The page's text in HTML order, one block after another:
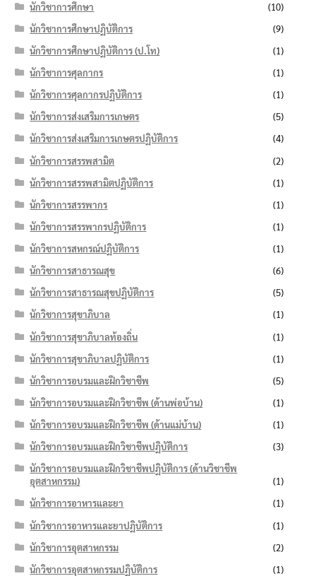
นักวิชาการศึกษา
(10)
นักวิชาการศึกษาปฏิบัติการ
(9)
นักวิชาการศึกษาปฏิบัติการ (ป.โท)
(1)
นักวิชาการศุลกากร
(1)
นักวิชาการศุลกากรปฏิบัติการ
(1)
นักวิชาการส่งเสริมการเกษตร
(5)
นักวิชาการส่งเสริมการเกษตรปฏิบัติการ
(4)
นักวิชาการสรรพสามิต
(2)
นักวิชาการสรรพสามิตปฏิบัติการ
(1)
นักวิชาการสรรพากร
(1)
นักวิชาการสรรพากรปฏิบัติการ
(1)
นักวิชาการสหกรณ์ปฏิบัติการ
(1)
นักวิชาการสาธารณสุข
(6)
นักวิชาการสาธารณสุขปฏิบัติการ
(5)
นักวิชาการสุขาภิบาล
(1)
นักวิชาการสุขาภิบาลท้องถิ่น
(1)
นักวิชาการสุขาภิบาลปฏิบัติการ
(1)
นักวิชาการอบรมและฝึกวิชาชีพ
(5)
นักวิชาการอบรมและฝึกวิชาชีพ (ด้านพ่อบ้าน)
(1)
นักวิชาการอบรมและฝึกวิชาชีพ (ด้านแม่บ้าน)
(1)
นักวิชาการอบรมและฝึกวิชาชีพปฏิบัติการ
(3)
นักวิชาการอบรมและฝึกวิชาชีพปฏิบัติการ (ด้านวิชาชีพ
อุตสาหกรรม)
(1)
นักวิชาการอาหารและยา
(1)
นักวิชาการอาหารและยาปฏิบัติการ
(1)
นักวิชาการอุตสาหกรรม
(2)
นักวิชาการอุตสาหกรรมปฏิบัติการ
(1)